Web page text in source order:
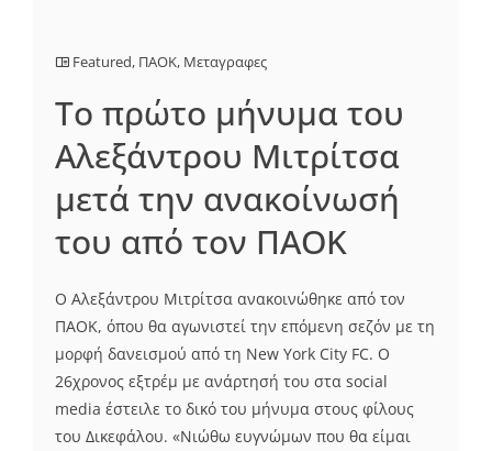
Featured, ΠΑΟΚ, Μεταγραφες
Το πρώτο μήνυμα του
Αλεξάντρου Μιτρίτσα
μετά την ανακοίνωσή
του από τον ΠΑΟΚ
Ο Αλεξάντρου Μιτρίτσα ανακοινώθηκε από τον
ΠΑΟΚ, όπου θα αγωνιστεί την επόμενη σεζόν με τη
μορφή δανεισμού από τη New York City FC. Ο
26χρονος εξτρέμ με ανάρτησή του στα social
media έστειλε το δικό του μήνυμα στους φίλους
του Δικεφάλου. «Νιώθω ευγνώμων που θα είμαι